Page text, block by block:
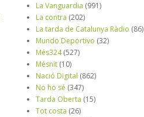
La Vanguardia (991)
La contra (202)
La tarda de Catalunya Ràdio (86)
Mundo Deportivo (32)
Més324 (527)
Mésnit (10)
Nació Digital (862)
No ho sé (347)
Tarda Oberta (15)
Tot costa (26)